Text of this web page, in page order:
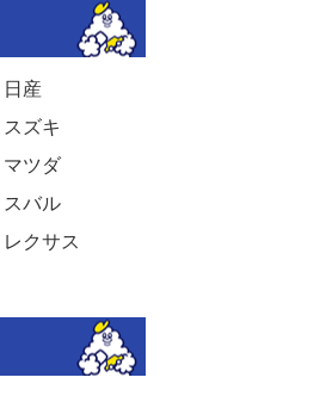
日産
スズキ
マツダ
スバル
レクサス